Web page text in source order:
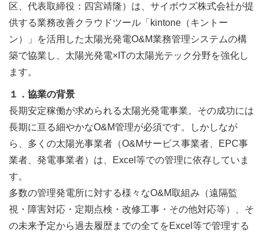
区、代表取締役：四宮靖隆）は、サイボウズ株式会社が提
供する業務改善クラウドツール「kintone（キントー
ン）」を活用した太陽光発電O&M業務管理システムの構
築で協業し、太陽光発電×ITの太陽光テック分野を強化し
ます。
１．協業の背景
長期安定稼働が求められる太陽光発電事業。その成功には
長期に亘る細やかなO&M管理が必須です。しかしなが
ら、多くの太陽光事業者（O&Mサービス事業者、EPC事
業者、発電事業者）は、Excel等での管理に依存していま
す。
多数の管理発電所に対する様々なO&M取組み（遠隔監
視・障害対応・定期点検・改修工事・その他対応等）、そ
の未来予定から過去履歴までの全てをExcel等で管理する